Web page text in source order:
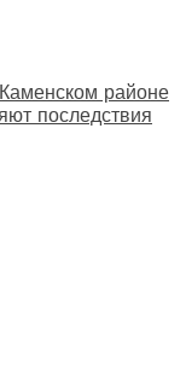
районе
последствия